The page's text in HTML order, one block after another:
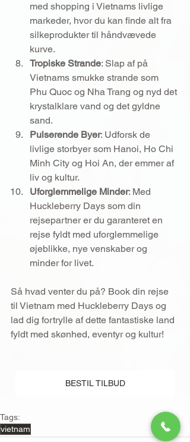
med shopping i Vietnams livlige
markeder, hvor du kan finde alt fra
silkeprodukter til håndvævede
kurve.
Tropiske Strande: Slap af på
Vietnams smukke strande som
Phu Quoc og Nha Trang og nyd det
krystalklare vand og det gyldne
sand.
Pulserende Byer: Udforsk de
livlige storbyer som Hanoi, Ho Chi
Minh City og Hoi An, der emmer af
liv og kultur.
Uforglemmelige Minder: Med
Huckleberry Days som din
rejsepartner er du garanteret en
rejse fyldt med uforglemmelige
øjeblikke, nye venskaber og
minder for livet.
Så hvad venter du på? Book din rejse
til Vietnam med Huckleberry Days og
lad dig fortrylle af dette fantastiske land
fyldt med skønhed, eventyr og kultur!
BESTIL TILBUD
Tags:
vietnam